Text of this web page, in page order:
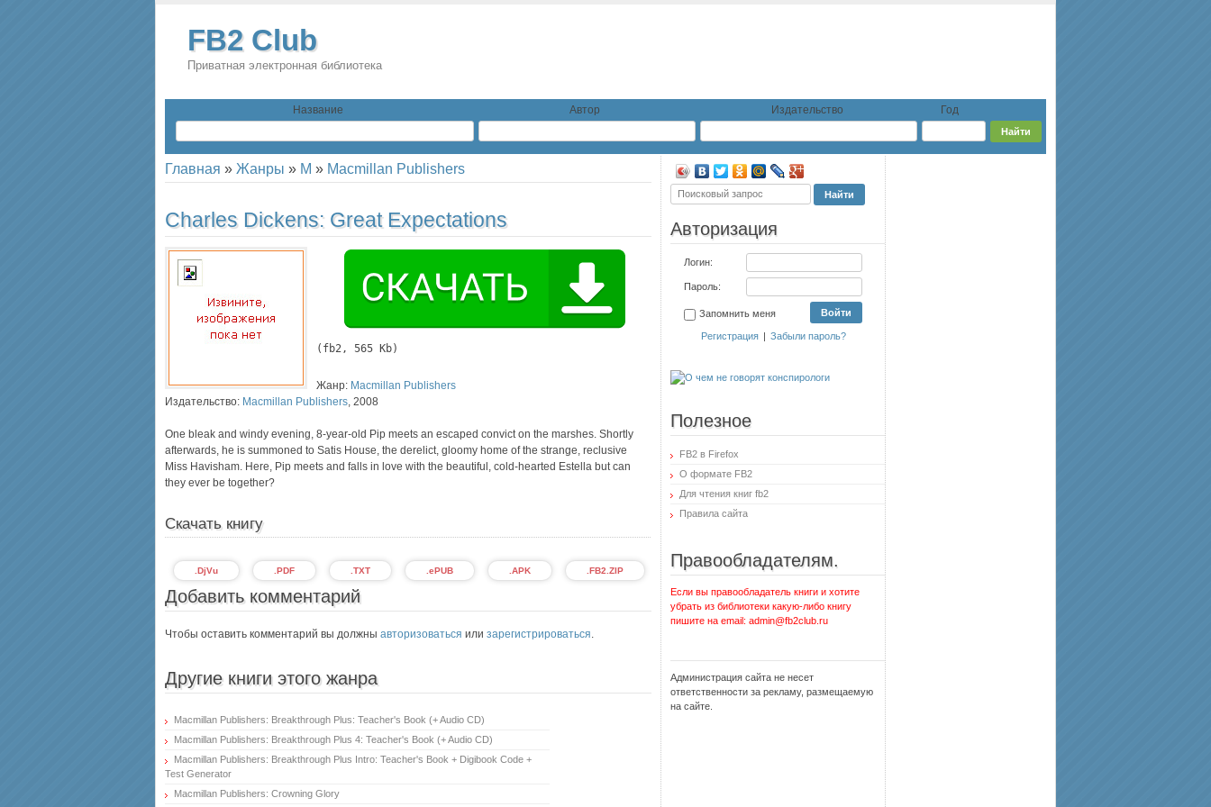
FB2 Club
Приватная электронная библиотека
Название Автор Издательство Год
Главная » Жанры » M » Macmillan Publishers
Charles Dickens: Great Expectations
( fb2, 565 Kb)
Жанр: Macmillan Publishers
Издательство: Macmillan Publishers, 2008
One bleak and windy evening, 8-year-old Pip meets an escaped convict on the marshes. Shortly
afterwards, he is summoned to Satis House, the derelict, gloomy home of the strange, reclusive
Miss Havisham. Here, Pip meets and falls in love with the beautiful, cold-hearted Estella but can
they ever be together?
Скачать книгу
.FB2.ZIP
.APK
.ePUB
.TXT
.PDF
.DjVu
Добавить комментарий
Чтобы оставить комментарий вы должны авторизоваться или зарегистрироваться.
Другие книги этого жанра
Macmillan Publishers: Breakthrough Plus: Teacher's Book (+ Audio CD)
Macmillan Publishers: Breakthrough Plus 4: Teacher's Book (+ Audio CD)
Macmillan Publishers: Breakthrough Plus Intro: Teacher's Book + Digibook Code +
Test Generator
Macmillan Publishers: Crowning Glory
Авторизация
Логин:
Пароль:
Запомнить меня
Регистрация | Забыли пароль?
Полезное
FB2 в Firefox
О формате FB2
Для чтения книг fb2
Правила сайта
Правообладателям.
Если вы правообладатель книги и хотите
убрать из библиотеки какую-либо книгу
пишите на email: admin@fb2club.ru
Администрация сайта не несет
ответственности за рекламу, размещаемую
на сайте.